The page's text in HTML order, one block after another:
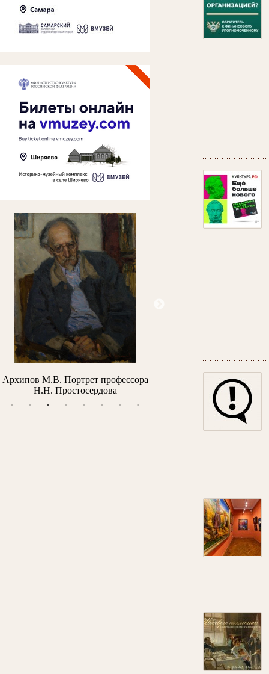
Архипов М.В. Портрет профессора
Н.Н. Простосердова
Айвазовский И.К. Утро в